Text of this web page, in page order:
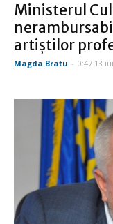
Ministerul
artiştilor
Magda Bratu - 0:47 13